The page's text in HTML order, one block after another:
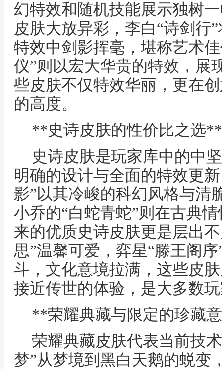
幻特效和随机技能展示独树
皮肤大放异彩，李白“诗剑行
特效中剑影挥毫，堪称艺术
仪”则以宏大华贵的特效，展
些皮肤不仅特效华丽，更在
的高度。
**史诗皮肤的性价比之选**
史诗皮肤是玩家库中的中
明确的设计与全面的特效更
影”以其冷峻的科幻风格与清
小乔的“白蛇青蛇”则在古典
来的优质史诗皮肤更是层出
思”温馨可爱，弈星“滕王阁
斗，文化意境拉满，这些皮
接近传世的体验，是大多数
**荣耀典藏与限定的珍藏
荣耀典藏皮肤代表当前技
梦”从梦境到黑白天鹅的蜕变